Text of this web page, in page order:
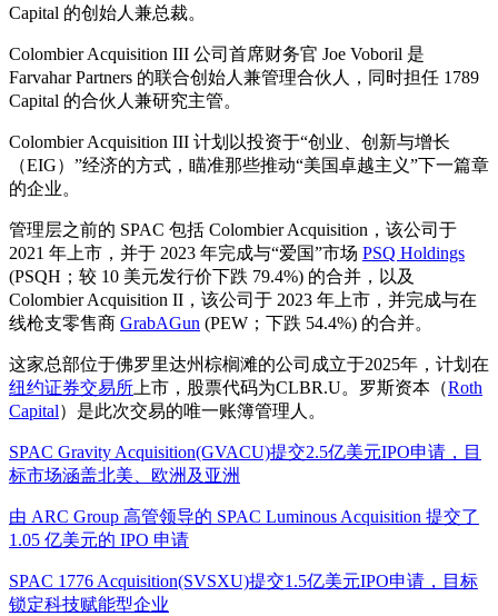
Capital 的创始人兼总裁。
Colombier Acquisition III 公司首席财务官 Joe Voboril 是
Farvahar Partners 的联合创始人兼管理合伙人，同时担任 1789
Capital 的合伙人兼研究主管。
Colombier Acquisition III 计划以投资于“创业、创新与增长
（EIG）”经济的方式，瞄准那些推动“美国卓越主义”下一篇章
的企业。
管理层之前的 SPAC 包括 Colombier Acquisition，该公司于
2021 年上市，并于 2023 年完成与“爱国”市场 PSQ Holdings
(PSQH；较 10 美元发行价下跌 79.4%) 的合并，以及
Colombier Acquisition II，该公司于 2023 年上市，并完成与在
线枪支零售商 GrabAGun (PEW；下跌 54.4%) 的合并。
这家总部位于佛罗里达州棕榈滩的公司成立于2025年，计划在
纽约证券交易所 上市，股票代码为CLBR.U。罗斯资本（Roth
Capital）是此次交易的唯一账簿管理人。
SPAC Gravity Acquisition(GVACU)提交2.5亿美元IPO申请，目
标市场涵盖北美、欧洲及亚洲
由 ARC Group 高管领导的 SPAC Luminous Acquisition 提交了
1.05 亿美元的 IPO 申请
SPAC 1776 Acquisition(SVSXU)提交1.5亿美元IPO申请，目标
锁定科技赋能型企业